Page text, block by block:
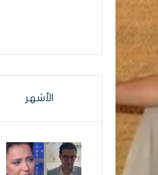
الأشهر